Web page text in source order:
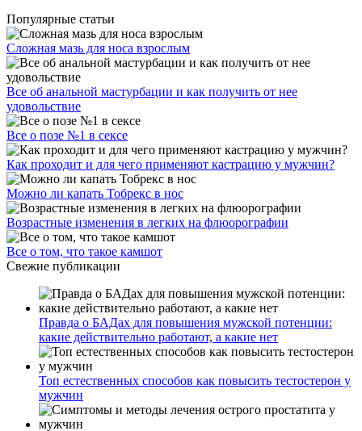
Популярные статьи
Сложная мазь для носа взрослым
Все об анальной мастурбации и как получить от нее
удовольствие
Все о позе №1 в сексе
Как проходит и для чего применяют кастрацию у мужчин?
Можно ли капать Тобрекс в нос
Возрастные изменения в легких на флюорографии
Все о том, что такое камшот
Свежие публикации
Правда о БАДах для повышения мужской потенции:
какие действительно работают, а какие нет
Топ естественных способов как повысить тестостерон у
мужчин